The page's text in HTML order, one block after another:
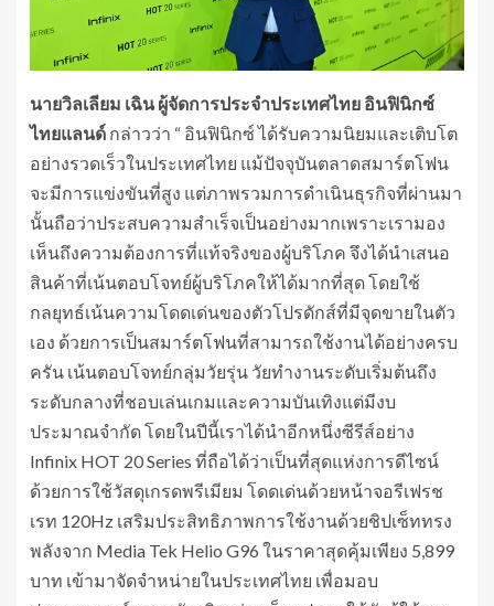
นายวิลเลียม เฉิน ผู้จัดการประจำประเทศไทย อินฟินิกซ์
ไทยแลนด์ กล่าวว่า “ อินฟินิกซ์ ได้รับความนิยมและเติบโต
อย่างรวดเร็วในประเทศไทย แม้ปัจจุบันตลาดสมาร์ตโฟน
จะมีการแข่งขันที่สูง แต่ภาพรวมการดำเนินธุรกิจที่ผ่านมา
นั้นถือว่าประสบความสำเร็จเป็นอย่างมากเพราะเรามอง
เห็นถึงความต้องการที่แท้จริงของผู้บริโภค จึงได้นำเสนอ
สินค้าที่เน้นตอบโจทย์ผู้บริโภคให้ได้มากที่สุด โดยใช้
กลยุทธ์เน้นความโดดเด่นของตัวโปรดักส์ที่มีจุดขายในตัว
เอง ด้วยการเป็นสมาร์ตโฟนที่สามารถใช้งานได้อย่างครบ
ครัน เน้นตอบโจทย์กลุ่มวัยรุ่น วัยทำงานระดับเริ่มต้นถึง
ระดับกลางที่ชอบเล่นเกมและความบันเทิงแต่มีงบ
ประมาณจำกัด โดยในปีนี้เราได้นำอีกหนึ่งซีรีส์อย่าง
Infinix HOT 20 Series ที่ถือได้ว่าเป็นที่สุดแห่งการดีไซน์
ด้วยการใช้วัสดุเกรดพรีเมียม โดดเด่นด้วยหน้าจอรีเฟรช
เรท 120Hz เสริมประสิทธิภาพการใช้งานด้วยชิปเซ็ททรง
พลังจาก Media Tek Helio G96 ในราคาสุดคุ้มเพียง 5,899
บาท เข้ามาจัดจำหน่ายในประเทศไทย เพื่อมอบ